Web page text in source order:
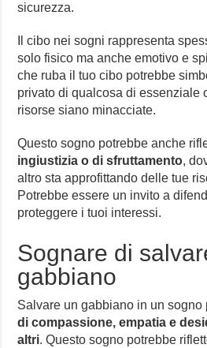
sicurezza.
Il cibo nei sogni rappresenta
solo fisico ma anche emotivo e
che ruba il tuo cibo potrebbe
privato di qualcosa di essenziale
risorse siano minacciate.
Questo sogno potrebbe anche
ingiustizia o di sfruttamento,
altro sta approfittando delle tue
Potrebbe essere un invito a
proteggere i tuoi interessi.
Sognare di
gabbiano
Salvare un gabbiano in un
di compassione, empatia e
altri. Questo sogno potrebbe